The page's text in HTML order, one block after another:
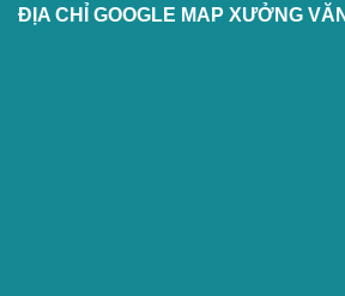
ĐỊA CHỈ GOOGLE MAP XƯỞNG